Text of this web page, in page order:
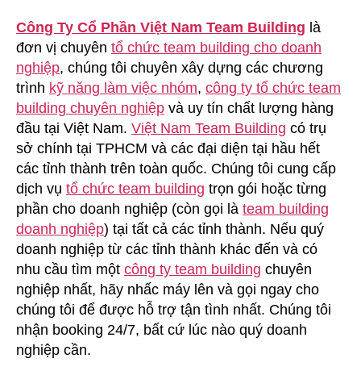
Tổ
Chức
Team
Building
Tại
Miền
Tây
Công Ty Cổ Phần Việt Nam Team Building là
đơn vị chuyên tổ chức team building cho doanh
nghiệp, chúng tôi chuyên xây dựng các chương
trình kỹ năng làm việc nhóm, công ty tổ chức team
building chuyên nghiệp và uy tín chất lượng hàng
đầu tại Việt Nam. Việt Nam Team Building có trụ
sở chính tại TPHCM và các đại diện tại hầu hết
các tỉnh thành trên toàn quốc. Chúng tôi cung cấp
dịch vụ tổ chức team building trọn gói hoặc từng
phần cho doanh nghiệp (còn gọi là team building
doanh nghiệp) tại tất cả các tỉnh thành. Nếu quý
doanh nghiệp từ các tỉnh thành khác đến và có
nhu cầu tìm một công ty team building chuyên
nghiệp nhất, hãy nhấc máy lên và gọi ngay cho
chúng tôi để được hỗ trợ tận tình nhất. Chúng tôi
nhận booking 24/7, bất cứ lúc nào quý doanh
nghiệp cần.